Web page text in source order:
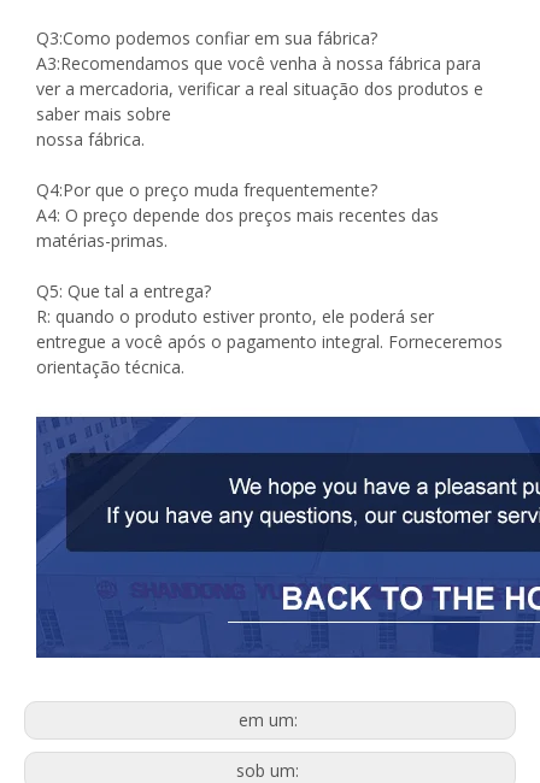
Q3:Como podemos confiar em sua fábrica?
A3:Recomendamos que você venha à nossa fábrica para
ver a mercadoria, verificar a real situação dos produtos e
saber mais sobre
nossa fábrica.
Q4:Por que o preço muda frequentemente?
A4: O preço depende dos preços mais recentes das
matérias-primas.
Q5: Que tal a entrega?
R: quando o produto estiver pronto, ele poderá ser
entregue a você após o pagamento integral. Forneceremos
orientação técnica.
em um:
sob um: